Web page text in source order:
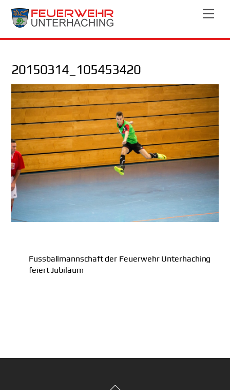
Skip
20150314_105453420
Fussballmannschaft der Feuerwehr Unterhaching
feiert Jubiläum
Back